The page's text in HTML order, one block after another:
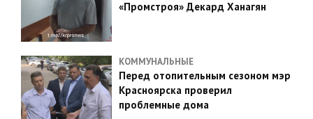
«Промстроя» Декард Ханагян
КОММУНАЛЬНЫЕ
Перед отопительным сезоном мэр
Красноярска проверил
проблемные дома